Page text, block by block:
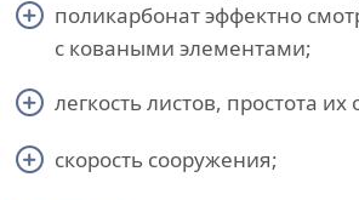
поликарбонат эффектно
с коваными элементами;
легкость листов, простота их
скорость сооружения;